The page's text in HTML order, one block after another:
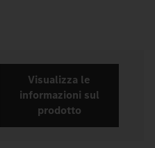
Visualizza le
informazioni sul
prodotto